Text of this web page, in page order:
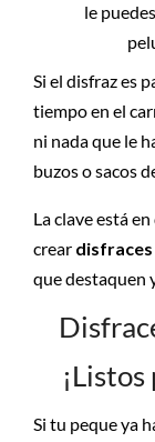
le
Si el disfraz es
tiempo en el
ni nada que le
buzos o sacos
La clave está
crear disfraces
que destaquen
Si tu peque ya